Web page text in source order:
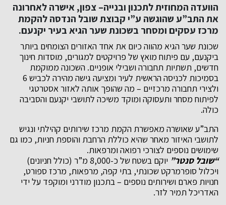
הוועדה המחוזית לתכנון ובנייה– צפון, אישרה לאחרונה
את התב”ע שהוגשה ע”י קבוצת שובל הנדסה להקמת
מרכז עסקים ומסחר בשכונת שער הגיא בעיר יקנעם.
שכונת שער הגיא מהווה כיום את אחד האזורים הצומחים ביותר
ביקנעם, עם פיתוח מואץ של פרויקטים למגורים, מוסדות חינוך
חדשים, תשתיות תחבורה ושבילי אופניים. השכונה ממוקמת
בסמיכות לכניסה הראשית לעיר ומציעה גישה מהירה לכביש 6
ולצירי תחבורה מרכזיים – מה שהופך אותה לאזור אסטרטגי
לפיתוח מסחר ותעסוקה ומוקד משיכה לתושבי יקנעם והסביבה
כולה.
התב”ע שאושרה מאפשרת הקמת מרכז שירותים קהילתי ונגיש
לתושבי האיזור מאחר שהיא כוללת הרחבת והוספת חניות, כמו גם
שימושים נוספים לצורכי רפואה ומרפאות.
“שובל סנטר”
יוקם בשטח של כ-8,000 מ”ר (כולל חניונים)
ויכלול סופרמרקט שכונתי, בתי קפה, מרפאות, מרכז ספורט,
חנויות פארם ושירותים נוספים – בתכנון מודרני ומוקפד על ידי
האדריכל תמיר לזר.